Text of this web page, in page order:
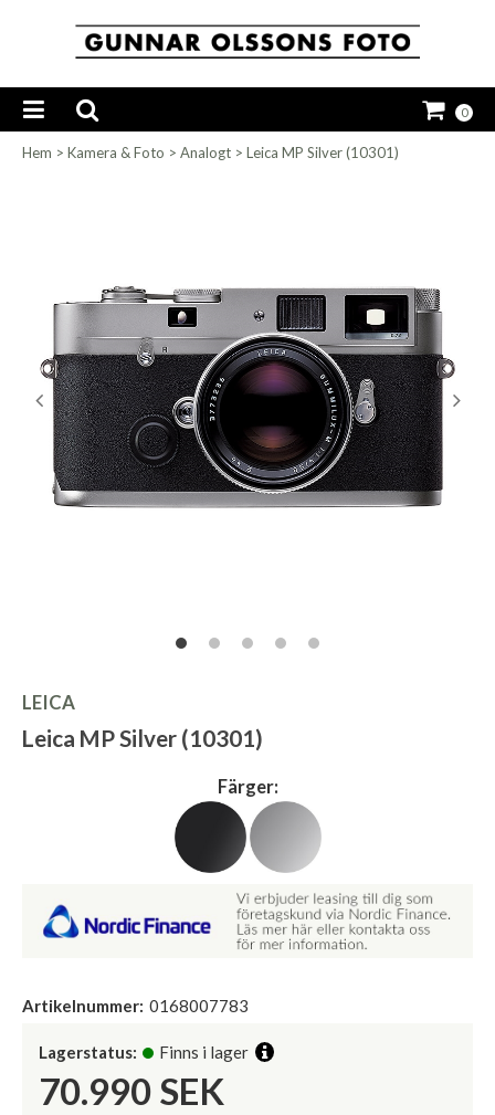
0
Hem > Kamera & Foto > Analogt > Leica MP Silver (10301)
LEICA
Leica MP Silver (10301)
Färger:
Artikelnummer: 0168007783
Lagerstatus: Finns i lager
70.990 SEK